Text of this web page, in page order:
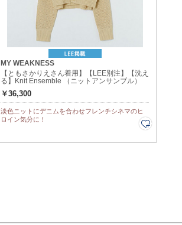
MY WEAKNESS
【ともさかりえさん着用】【LEE別注】【洗え
る】Knit Ensemble （ニットアンサンブル）
￥36,300
淡色ニットにデニムを合わせフレンチシネマのヒ
ロイン気分に！